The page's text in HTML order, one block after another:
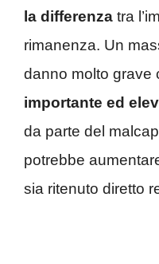
la differenza tra
rimanenza. Un
danno molto grave
importante ed
da parte del
potrebbe
sia ritenuto diretto